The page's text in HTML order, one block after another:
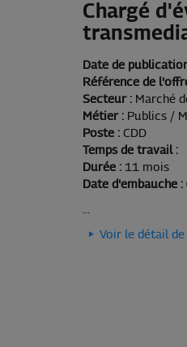
Chargé
Date de
Référence de
Secteur : Marché
Métier : Publics /
Poste : CDD
Temps de travail :
Durée : 11 mois
Date d'embauche :
Voir le détail